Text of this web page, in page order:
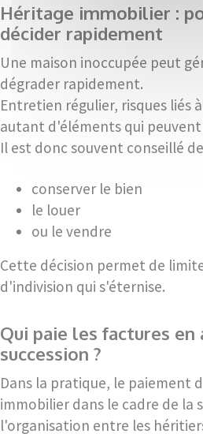
Héritage immobilier :
décider rapidement
Une maison inoccupée peut
dégrader rapidement.
Entretien régulier, risques
autant d'éléments qui peuvent
Il est donc souvent conseillé
conserver le bien
le louer
ou le vendre
Cette décision permet de
d'indivision qui s'éternise.
Qui paie les factures
succession ?
Dans la pratique, le paiement
immobilier dans le cadre de la
l'organisation entre les